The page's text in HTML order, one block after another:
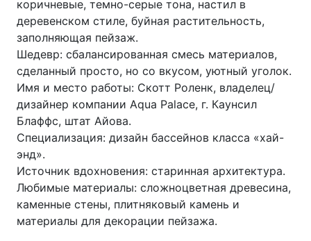
коричневые, темно-серые тона, настил в
деревенском стиле, буйная растительность,
заполняющая пейзаж.
Шедевр: сбалансированная смесь материалов,
сделанный просто, но со вкусом, уютный уголок.
Имя и место работы: Скотт Роленк, владелец/
дизайнер компании Aqua Palace, г. Каунсил
Блаффс, штат Айова.
Специализация: дизайн бассейнов класса «хай-
энд».
Источник вдохновения: старинная архитектура.
Любимые материалы: сложноцветная древесина,
каменные стены, плитняковый камень и
материалы для декорации пейзажа.